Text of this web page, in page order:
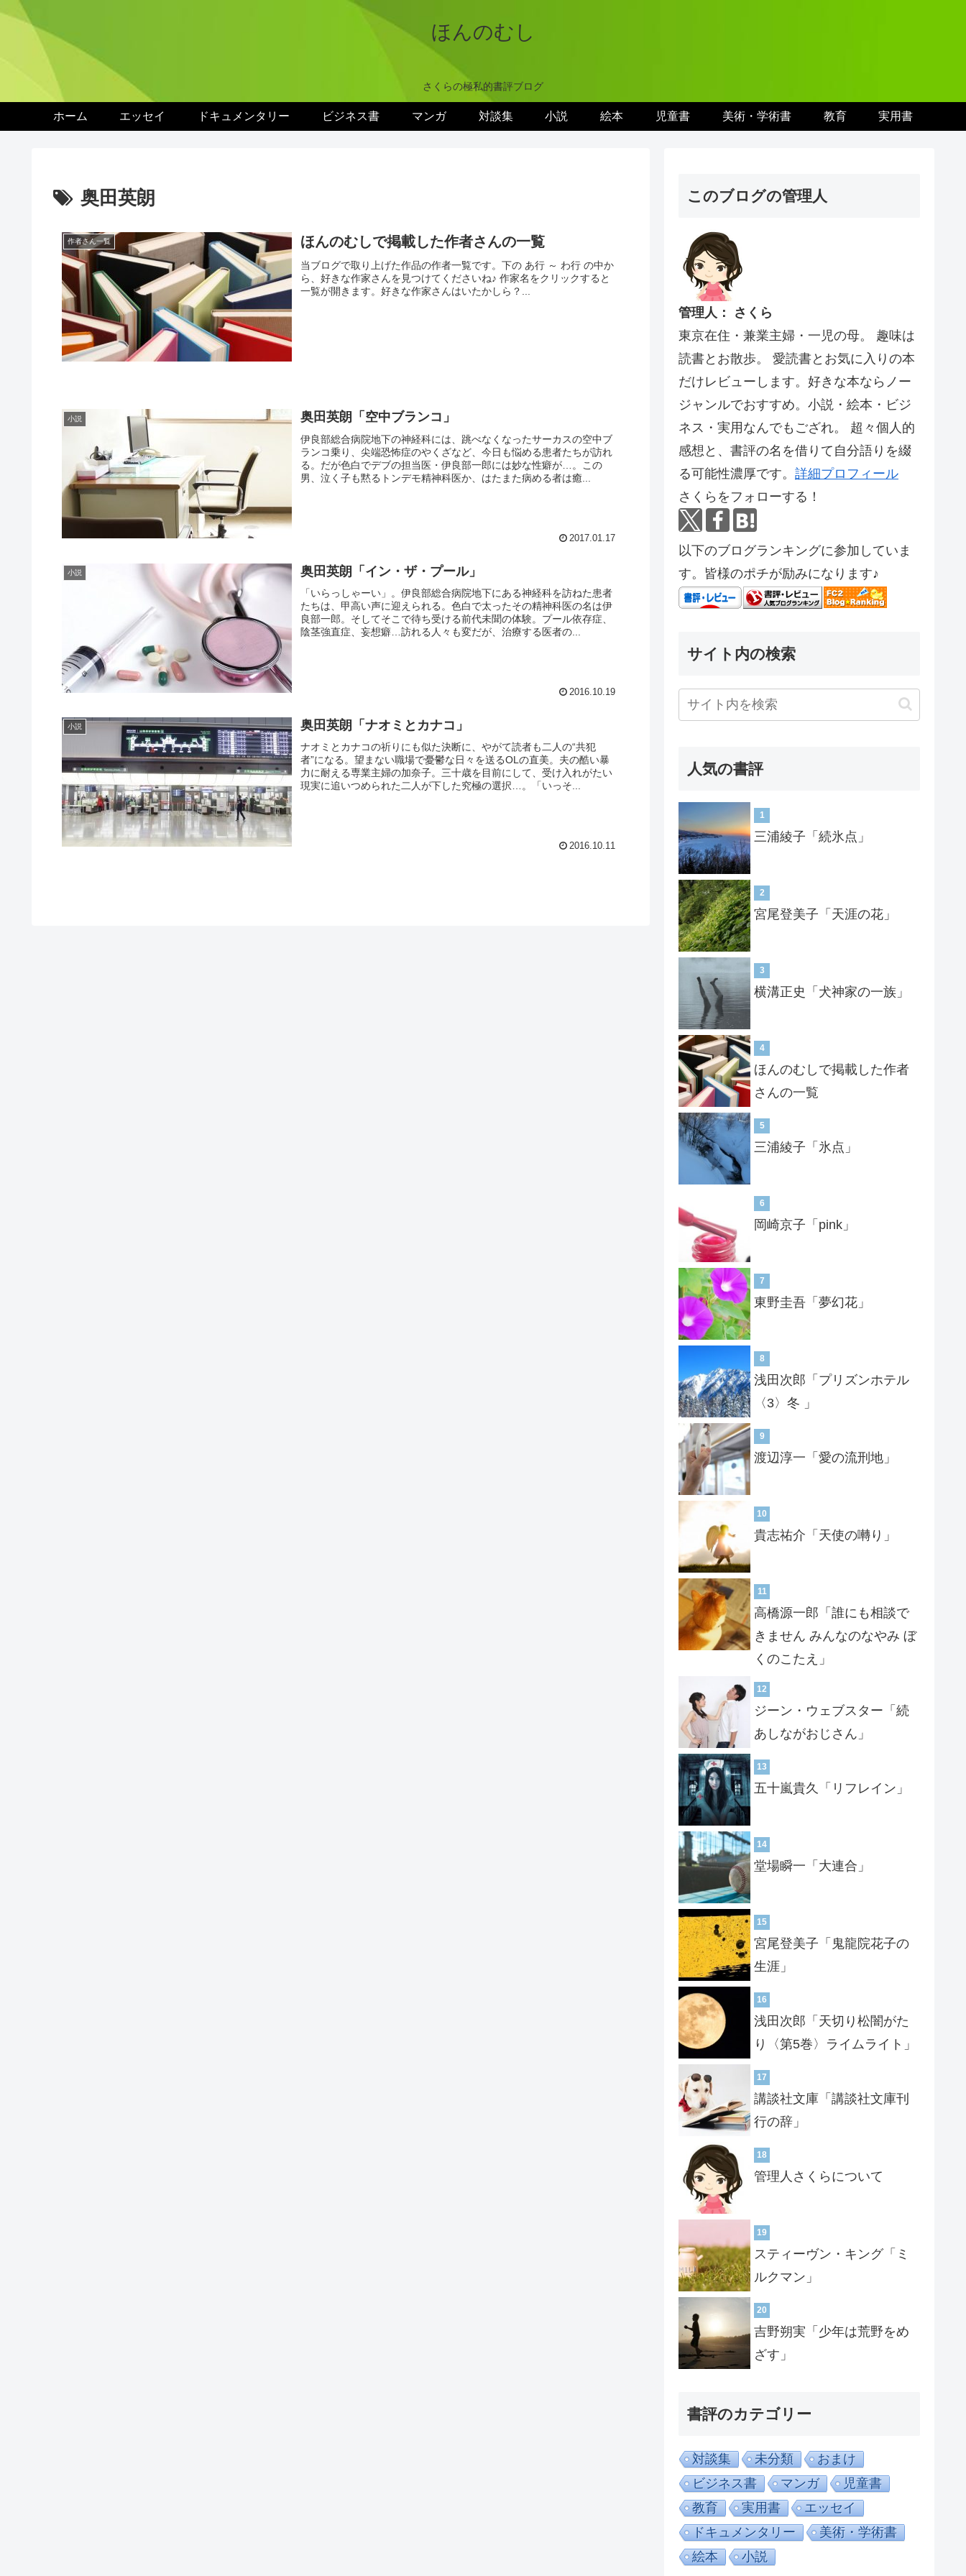
ほんのむし
さくらの極私的書評ブログ
ホーム エッセイ ドキュメンタリー ビジネス書 マンガ 対談集 小説 絵本 児童書 美術・学術書 教育 実用書
奥田英朗
作者さん一覧 ほんのむしで掲載した作者さんの一覧
当ブログで取り上げた作品の作者一覧です。下の あ行 ～ わ行 の中か
ら、好きな作家さんを見つけてくださいね♪ 作家名をクリックすると
一覧が開きます。好きな作家さんはいたかしら？...
小説 奥田英朗「空中ブランコ」
伊良部総合病院地下の神経科には、跳べなくなったサーカスの空中ブ
ランコ乗り、尖端恐怖症のやくざなど、今日も悩める患者たちが訪れ
る。だが色白でデブの担当医・伊良部一郎には妙な性癖が…。この
男、泣く子も黙るトンデモ精神科医か、はたまた病める者は癒...
2017.01.17
小説 奥田英朗「イン・ザ・プール」
「いらっしゃーい」。伊良部総合病院地下にある神経科を訪ねた患者
たちは、甲高い声に迎えられる。色白で太ったその精神科医の名は伊
良部一郎。そしてそこで待ち受ける前代未聞の体験。プール依存症、
陰茎強直症、妄想癖…訪れる人々も変だが、治療する医者の...
2016.10.19
小説 奥田英朗「ナオミとカナコ」
ナオミとカナコの祈りにも似た決断に、やがて読者も二人の“共犯
者”になる。望まない職場で憂鬱な日々を送るOLの直美。夫の酷い暴
力に耐える専業主婦の加奈子。三十歳を目前にして、受け入れがたい
現実に追いつめられた二人が下した究極の選択…。「いっそ...
2016.10.11
このブログの管理人
管理人： さくら
東京在住・兼業主婦・一児の母。 趣味は
読書とお散歩。 愛読書とお気に入りの本
だけレビューします。好きな本ならノー
ジャンルでおすすめ。小説・絵本・ビジ
ネス・実用なんでもござれ。 超々個人的
感想と、書評の名を借りて自分語りを綴
る可能性濃厚です。 詳細プロフィール
さくらをフォローする！
以下のブログランキングに参加していま
す。皆様のポチが励みになります♪
サイト内の検索
人気の書評
1
三浦綾子「続氷点」
2
宮尾登美子「天涯の花」
3
横溝正史「犬神家の一族」
4
ほんのむしで掲載した作者
さんの一覧
5
三浦綾子「氷点」
6
岡崎京子「pink」
7
東野圭吾「夢幻花」
8
浅田次郎「プリズンホテル
〈3〉冬 」
9
渡辺淳一「愛の流刑地」
10
貴志祐介「天使の囀り」
11
高橋源一郎「誰にも相談で
きません みんなのなやみ ぼ
くのこたえ」
12
ジーン・ウェブスター「続
あしながおじさん」
13
五十嵐貴久「リフレイン」
14
堂場瞬一「大連合」
15
宮尾登美子「鬼龍院花子の
生涯」
16
浅田次郎「天切り松闇がた
り〈第5巻〉ライムライト」
17
講談社文庫「講談社文庫刊
行の辞」
18
管理人さくらについて
19
スティーヴン・キング「ミ
ルクマン」
20
吉野朔実「少年は荒野をめ
ざす」
書評のカテゴリー
対談集 未分類
おまけ
ビジネス書
マンガ
児童書
教育
実用書
エッセイ
ドキュメンタリー
美術・学術書
絵本
小説